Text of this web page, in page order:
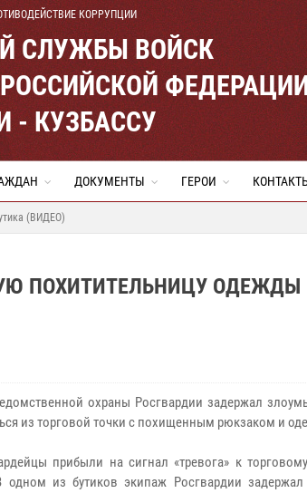
КОРРУПЦИИ
СЛУЖБЫ ВОЙСК
- КУЗБАССУ
ДОКУМЕНТЫ ГЕРОИ
(ВИДЕО)
ПОХИТИТЕЛЬНИЦУ ОДЕЖДЫ
охраны Росгвардии задержал
из торговой точки с похищенным рюкзаком и
прибыли на сигнал «тревога» к
одном из бутиков экипаж Росгвардии задержал